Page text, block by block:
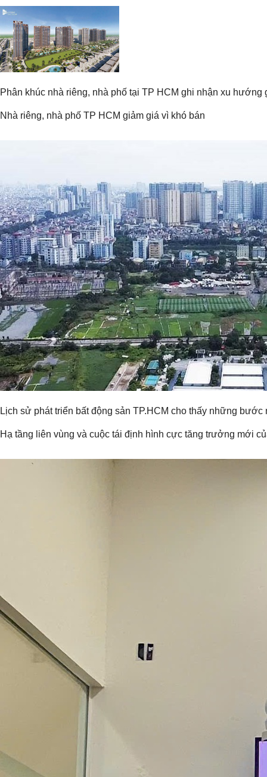
Phân khúc nhà riêng, nhà phố tại TP HCM ghi nhận xu
Nhà riêng, nhà phố TP HCM giảm giá vì khó bán
Lịch sử phát triển bất động sản TP.HCM cho thấy những
Hạ tầng liên vùng và cuộc tái định hình cực tăng trưởng mới